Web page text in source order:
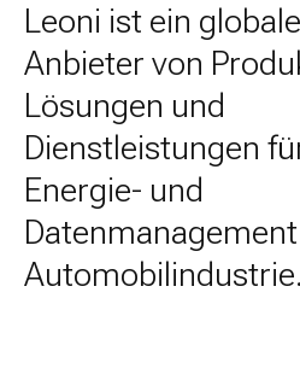
Leoni ist ein
Anbieter von
Lösungen und
Dienstleistungen
Energie- und
Automobilindustrie.